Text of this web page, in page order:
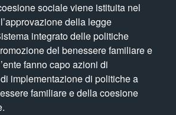
sociale viene istituita nel
della legge
integrato delle politiche
del benessere familiare e
fanno capo azioni di
implementazione di politiche a
familiare e della coesione